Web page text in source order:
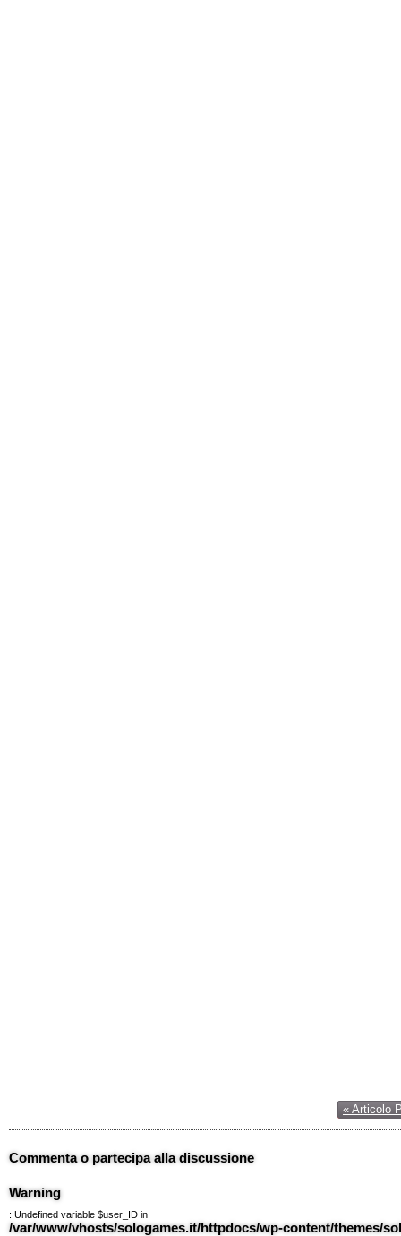
« Articolo
Commenta o partecipa alla discussione
Warning
: Undefined variable $user_ID in
/var/www/vhosts/sologames.it/httpdocs/wp-content/themes/